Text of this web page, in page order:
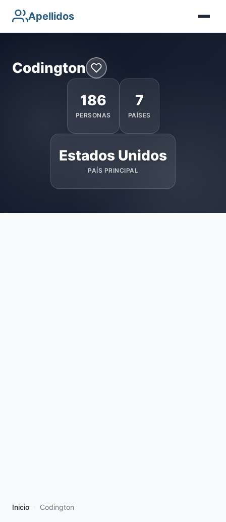
Apellidos
Codington
186
PERSONAS
7
PAÍSES
Estados Unidos
PAÍS PRINCIPAL
Inicio Codington